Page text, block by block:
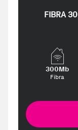
FIBRA
300Mb
Fibra